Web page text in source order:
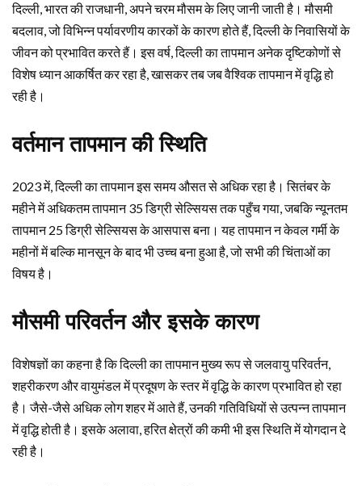
दिल्ली, भारत की राजधानी, अपने चरम मौसम के लिए जानी जाती है। मौसमी
बदलाव, जो विभिन्न पर्यावरणीय कारकों के कारण होते हैं, दिल्ली के निवासियों के
जीवन को प्रभावित करते हैं। इस वर्ष, दिल्ली का तापमान अनेक दृष्टिकोणों से
विशेष ध्यान आकर्षित कर रहा है, खासकर तब जब वैश्विक तापमान में वृद्धि हो
रही है।
वर्तमान तापमान की स्थिति
2023 में, दिल्ली का तापमान इस समय औसत से अधिक रहा है। सितंबर के
महीने में अधिकतम तापमान 35 डिग्री सेल्सियस तक पहुँच गया, जबकि न्यूनतम
तापमान 25 डिग्री सेल्सियस के आसपास बना। यह तापमान न केवल गर्मी के
महीनों में बल्कि मानसून के बाद भी उच्च बना हुआ है, जो सभी की चिंताओं का
विषय है।
मौसमी परिवर्तन और इसके कारण
विशेषज्ञों का कहना है कि दिल्ली का तापमान मुख्य रूप से जलवायु परिवर्तन,
शहरीकरण और वायुमंडल में प्रदूषण के स्तर में वृद्धि के कारण प्रभावित हो रहा
है। जैसे-जैसे अधिक लोग शहर में आते हैं, उनकी गतिविधियों से उत्पन्न तापमान
में वृद्धि होती है। इसके अलावा, हरित क्षेत्रों की कमी भी इस स्थिति में योगदान दे
रही है।